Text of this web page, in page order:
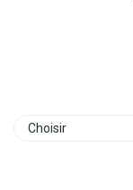
Choisir